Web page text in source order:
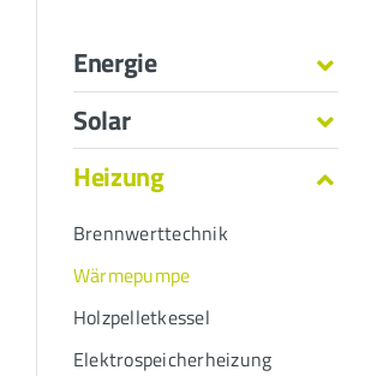
Energie
Solar
Heizung
Brennwerttechnik
Wärmepumpe
Holzpelletkessel
Elektrospeicherheizung